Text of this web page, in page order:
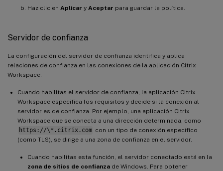
Haz clic en Aplicar y Aceptar para guardar la política.
Servidor de confianza
La configuración del servidor de confianza identifica y aplica
relaciones de confianza en las conexiones de la aplicación Citrix
Workspace.
Cuando habilitas el servidor de confianza, la aplicación Citrix
Workspace especifica los requisitos y decide si la conexión al
servidor es de confianza. Por ejemplo, una aplicación Citrix
Workspace que se conecta a una dirección determinada, como
https://\*.citrix.com con un tipo de conexión específico
(como TLS), se dirige a una zona de confianza en el servidor.
Cuando habilitas esta función, el servidor conectado está en la
zona de sitios de confianza de Windows. Para obtener